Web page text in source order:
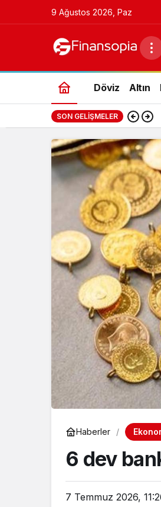
9 Ağustos 2026, Paz
Döviz Altın
SON GELIŞMELER
Haberler
6 dev
7 Temmuz 2026,